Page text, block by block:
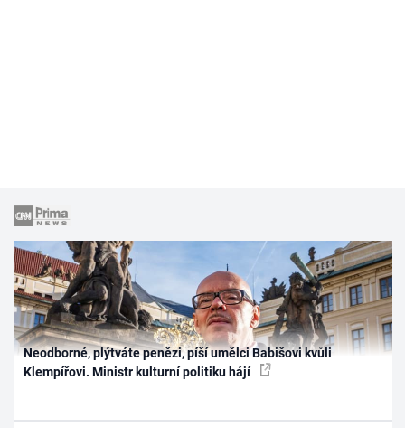
Neodborné, plýtváte penězi, píší umělci Babišovi kvůli
Klempířovi. Ministr kulturní politiku hájí